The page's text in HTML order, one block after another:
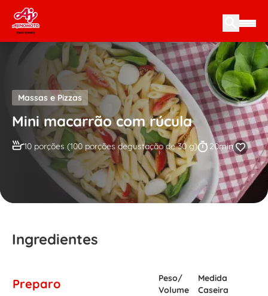
Skip to content
Massas e Pizzas
Mini macarrão com rúcula
10 porções (100 porções degustação de 30 g) 20min
Ingredientes
Preparo
Peso/
Volume
Medida
Caseira